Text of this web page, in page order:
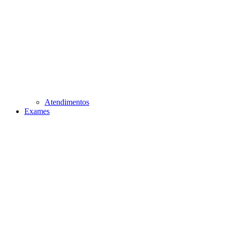
Atendimentos
Exames